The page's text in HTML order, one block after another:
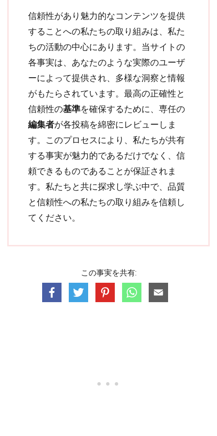
信頼性があり魅力的なコンテンツを提供
することへの私たちの取り組みは、私た
ちの活動の中心にあります。当サイトの
各事実は、あなたのような実際のユーザ
ーによって提供され、多様な洞察と情報
がもたらされています。最高の正確性と
信頼性の基準を確保するために、専任の
編集者が各投稿を綿密にレビューしま
す。このプロセスにより、私たちが共有
する事実が魅力的であるだけでなく、信
頼できるものであることが保証されま
す。私たちと共に探求し学ぶ中で、品質
と信頼性への私たちの取り組みを信頼し
てください。
この事実を共有: